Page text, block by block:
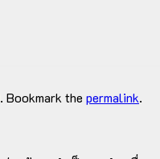
. Bookmark the permalink.